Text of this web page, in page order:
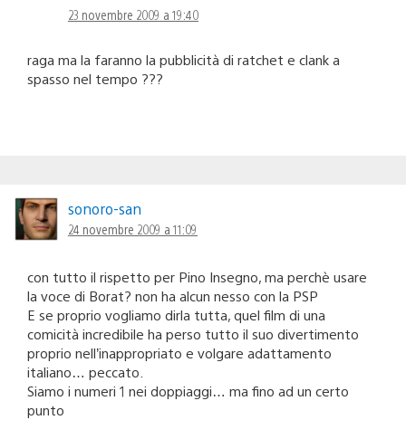
23 novembre 2009 a 19:40
raga ma la faranno la pubblicità di ratchet e clank a
spasso nel tempo ???
sonoro-san
24 novembre 2009 a 11:09
con tutto il rispetto per Pino Insegno, ma perchè usare
la voce di Borat? non ha alcun nesso con la PSP
E se proprio vogliamo dirla tutta, quel film di una
comicità incredibile ha perso tutto il suo divertimento
proprio nell’inappropriato e volgare adattamento
italiano… peccato.
Siamo i numeri 1 nei doppiaggi… ma fino ad un certo
punto